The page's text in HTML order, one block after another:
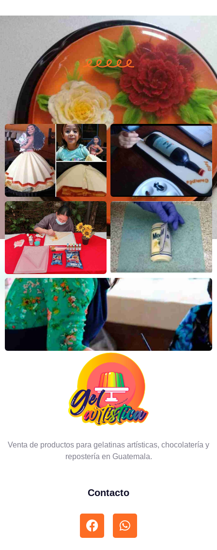
Venta de productos para gelatinas artísticas, chocolatería y
repostería en Guatemala.
Contacto